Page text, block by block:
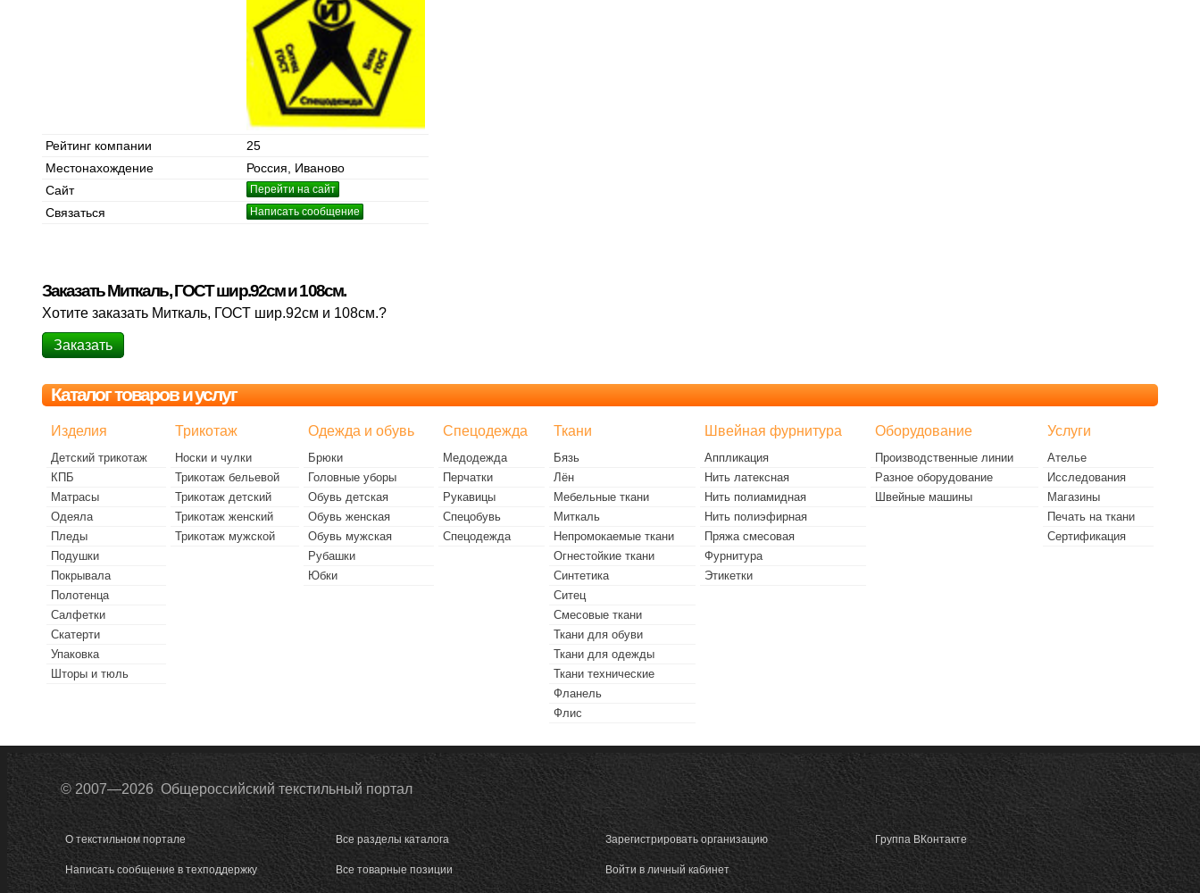
Рейтинг компании
25
Местонахождение
Россия, Иваново
Сайт
Перейти на сайт
Связаться Написать сообщение
Заказать Миткаль, ГОСТ шир.92см и 108см.
Хотите заказать Миткаль, ГОСТ шир.92см и 108см.?
Заказать
Каталог товаров и услуг
Изделия
Детский трикотаж
КПБ
Матрасы
Одеяла
Пледы
Подушки
Покрывала
Полотенца
Салфетки
Скатерти
Упаковка
Шторы и тюль
Трикотаж
Носки и чулки
Трикотаж бельевой
Трикотаж детский
Трикотаж женский
Трикотаж мужской
Одежда и обувь
Брюки
Головные уборы
Обувь детская
Обувь женская
Обувь мужская
Рубашки
Юбки
Спецодежда
Медодежда
Перчатки
Рукавицы
Спецобувь
Спецодежда
Ткани
Бязь
Лён
Мебельные ткани
Миткаль
Непромокаемые ткани
Огнестойкие ткани
Синтетика
Ситец
Смесовые ткани
Ткани для обуви
Ткани для одежды
Ткани технические
Фланель
Флис
Швейная фурнитура
Аппликация
Нить латексная
Нить полиамидная
Нить полиэфирная
Пряжа смесовая
Фурнитура
Этикетки
Оборудование
Производственные линии
Разное оборудование
Швейные машины
Услуги
Ателье
Исследования
Магазины
Печать на ткани
Сертификация
© 2007—2026 Общероссийский текстильный портал
О текстильном портале
Написать сообщение в техподдержку
Все разделы каталога
Все товарные позиции
Зарегистрировать организацию
Войти в личный кабинет
Группа ВКонтакте